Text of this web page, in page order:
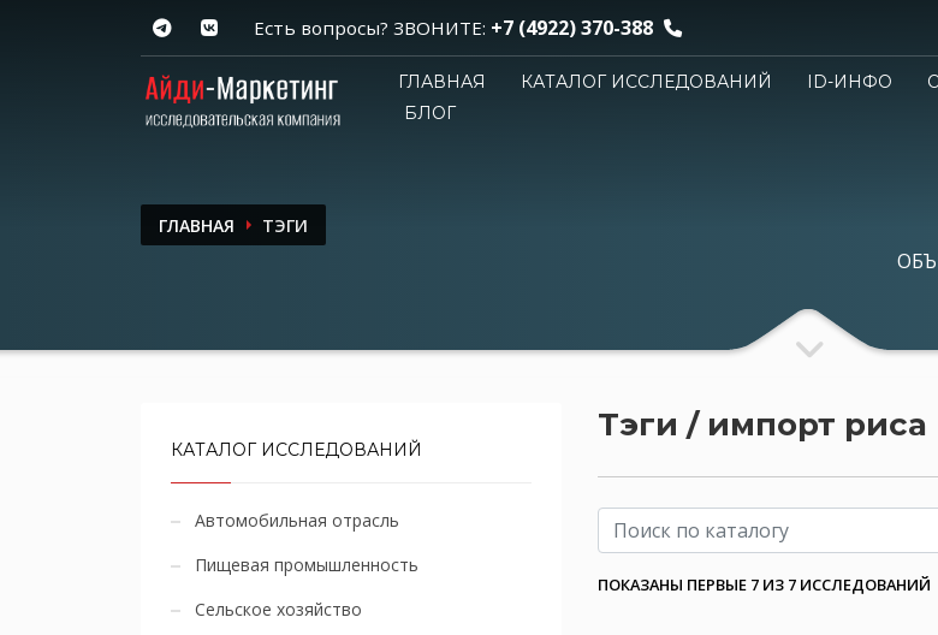
Есть вопросы? ЗВОНИТЕ: +7 (4922) 370-388
ГЛАВНАЯ КАТАЛОГ ИССЛЕДОВАНИЙ ID-ИНФО
БЛОГ
ГЛАВНАЯ ТЭГИ
Тэги / импорт риса
ПОКАЗАНЫ ПЕРВЫЕ 7 ИЗ 7 ИССЛЕДОВАНИЙ
КАТАЛОГ ИССЛЕДОВАНИЙ
Автомобильная отрасль
Пищевая промышленность
Сельское хозяйство